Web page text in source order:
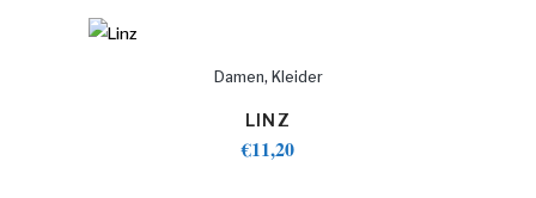
Damen, Kleider
LINZ
€11,20